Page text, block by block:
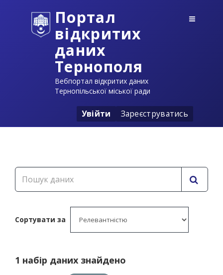
Портал
відкритих
даних
Тернополя
Вебпортал відкритих даних
Тернопільської міської ради
Увійти Зареєструватись
Сортувати за
1 набір даних знайдено